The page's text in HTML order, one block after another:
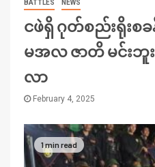
BATTLES NEWS
ငဖဲရှိ ဂုတ်စည်းရိုးစခ
မအလ ဇာတိ မင်း
လာ
February 4, 2025
1 min read